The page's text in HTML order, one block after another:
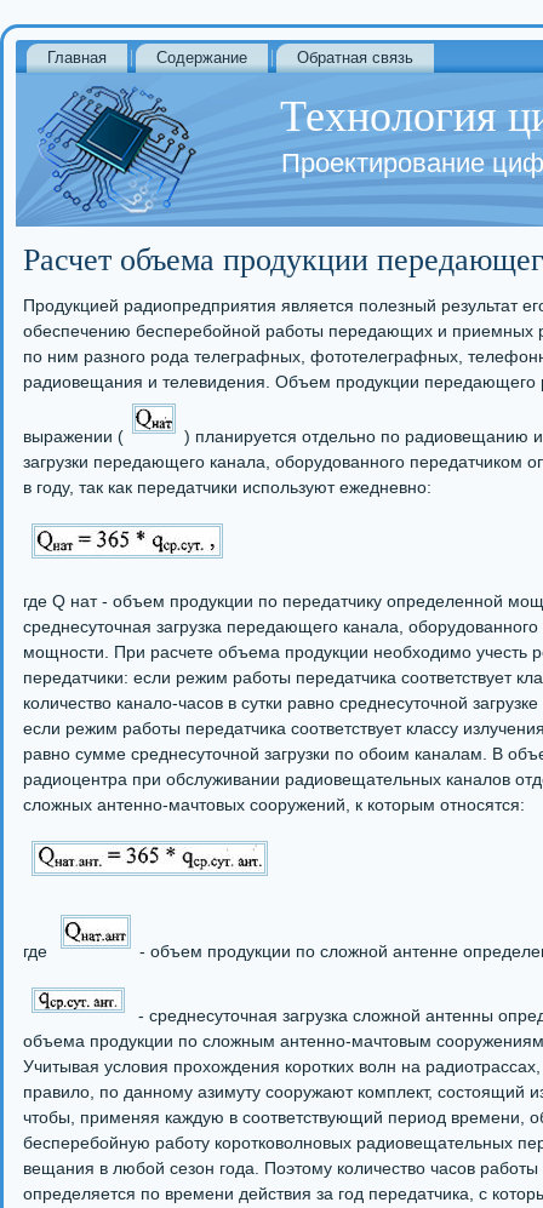
Главная Содержание Обратная связь
Технология
Проектирование
Расчет объема продукции
Продукцией радиопредприятия является полезный результат
обеспечению бесперебойной работы передающих и приемных
по ним разного рода телеграфных, фототелеграфных,
радиовещания и телевидения. Объем продукции передающего
выражении (
) планируется отдельно по радиовещанию
загрузки передающего канала, оборудованного передатчиком
в году, так как передатчики используют ежедневно:
где Q нат - объем продукции по передатчику определенной
среднесуточная загрузка передающего канала,
мощности. При расчете объема продукции необходимо учесть
передатчики: если режим работы передатчика соответствует
количество канало-часов в сутки равно среднесуточной
если режим работы передатчика соответствует классу
равно сумме среднесуточной загрузки по обоим каналам. В
радиоцентра при обслуживании радиовещательных каналов
сложных антенно-мачтовых сооружений, к которым относятся:
где - объем продукции по сложной антенне
- среднесуточная загрузка сложной антенны
объема продукции по сложным антенно-мачтовым
Учитывая условия прохождения коротких волн на
правило, по данному азимуту сооружают комплект, состоящий
чтобы, применяя каждую в соответствующий период времени,
бесперебойную работу коротковолновых радиовещательных
вещания в любой сезон года. Поэтому количество часов работы
определяется по времени действия за год передатчика, с